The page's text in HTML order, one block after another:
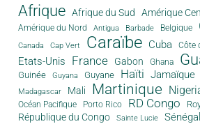
Afrique Afrique du Sud Amérique
Amérique du Nord Antigua Barbade Belgique
Canada Cap Vert Caraïbe Cuba Côte
Etats-Unis
France Gabon Ghana
Guinée Guyana Guyane Haïti Jamaïque
Madagascar Mali Martinique
Océan Pacifique Porto Rico RD Congo
République du Congo Sainte Lucie Sénégal